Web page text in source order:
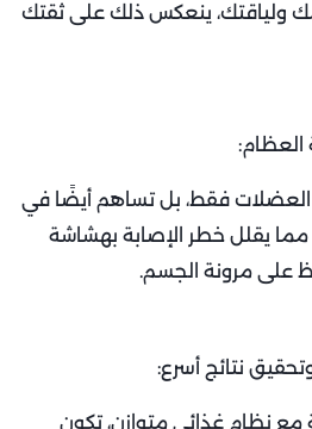
ينعكس ذلك على ثقتك
العظام:
العضلات فقط، بل تساهم أيضًا في
يقلل خطر الإصابة بهشاشة
على مرونة الجسم.
نتائج أسرع:
مع نظام غذائي متوازن، تكون